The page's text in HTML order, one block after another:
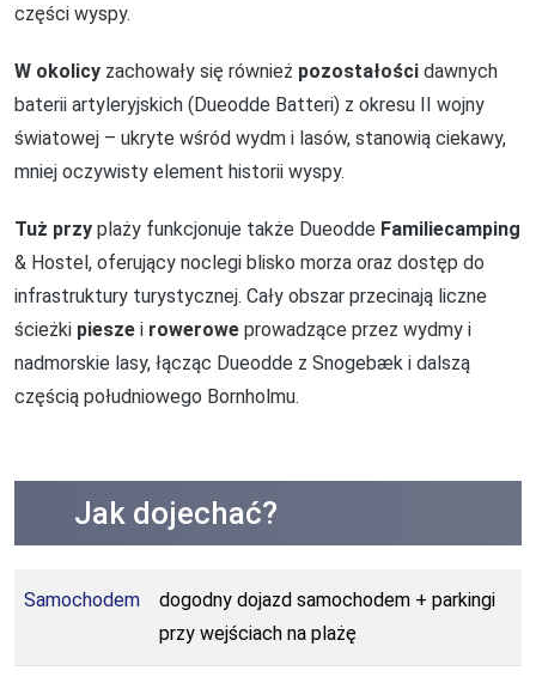
części wyspy.
W okolicy zachowały się również pozostałości dawnych
baterii artyleryjskich (Dueodde Batteri) z okresu II wojny
światowej – ukryte wśród wydm i lasów, stanowią ciekawy,
mniej oczywisty element historii wyspy.
Tuż przy plaży funkcjonuje także Dueodde Familiecamping
& Hostel, oferujący noclegi blisko morza oraz dostęp do
infrastruktury turystycznej. Cały obszar przecinają liczne
ścieżki piesze i rowerowe prowadzące przez wydmy i
nadmorskie lasy, łącząc Dueodde z Snogebæk i dalszą
częścią południowego Bornholmu.
Jak dojechać?
Samochodem
dogodny dojazd samochodem + parkingi
przy wejściach na plażę